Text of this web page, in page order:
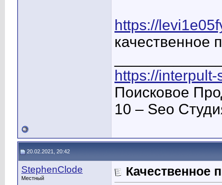
https://
качественное
https://
Поисковое
10 – Seo
20.02.2021, 20:42
StephenClode
Местный
Качественное